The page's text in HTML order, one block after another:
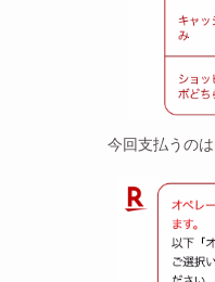
今回支払うの